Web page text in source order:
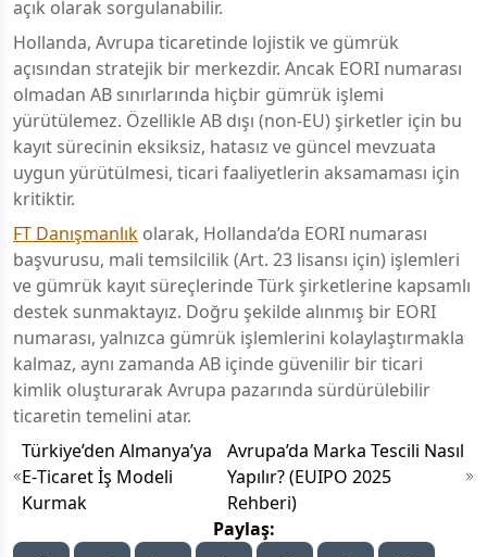
açık olarak sorgulanabilir.
Hollanda, Avrupa ticaretinde lojistik ve gümrük
açısından stratejik bir merkezdir. Ancak EORI numarası
olmadan AB sınırlarında hiçbir gümrük işlemi
yürütülemez. Özellikle AB dışı (non-EU) şirketler için bu
kayıt sürecinin eksiksiz, hatasız ve güncel mevzuata
uygun yürütülmesi, ticari faaliyetlerin aksamaması için
kritiktir.
FT Danışmanlık olarak, Hollanda’da EORI numarası
başvurusu, mali temsilcilik (Art. 23 lisansı için) işlemleri
ve gümrük kayıt süreçlerinde Türk şirketlerine kapsamlı
destek sunmaktayız. Doğru şekilde alınmış bir EORI
numarası, yalnızca gümrük işlemlerini kolaylaştırmakla
kalmaz, aynı zamanda AB içinde güvenilir bir ticari
kimlik oluşturarak Avrupa pazarında sürdürülebilir
ticaretin temelini atar.
Türkiye’den Almanya’ya
E‑Ticaret İş Modeli
Kurmak
Avrupa’da Marka Tescili Nasıl
Yapılır? (EUIPO 2025
Rehberi)
Paylaş: